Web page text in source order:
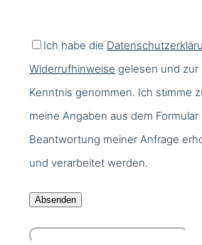
Ich habe die
Widerrufhinweise gelesen und zur
Kenntnis genommen. Ich stimme
meine Angaben aus dem Formular
Beantwortung meiner Anfrage
und verarbeitet werden.